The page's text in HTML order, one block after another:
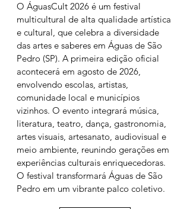
O ÁguasCult 2026 é um festival
multicultural de alta qualidade artística
e cultural, que celebra a diversidade
das artes e saberes em Águas de São
Pedro (SP). A primeira edição oficial
acontecerá em agosto de 2026,
envolvendo escolas, artistas,
comunidade local e municípios
vizinhos. O evento integrará música,
literatura, teatro, dança, gastronomia,
artes visuais, artesanato, audiovisual e
meio ambiente, reunindo gerações em
experiências culturais enriquecedoras.
O festival transformará Águas de São
Pedro em um vibrante palco coletivo.